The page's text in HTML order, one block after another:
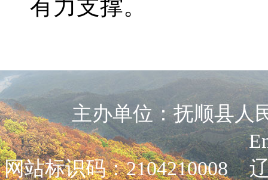
有力支撑。
主办单位：抚顺县
网站标识码：2104210008